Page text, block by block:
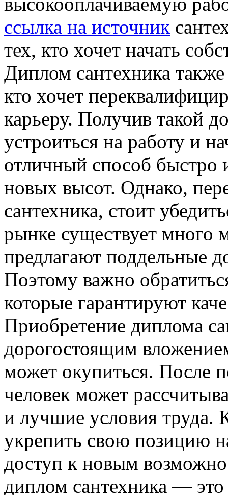
ссылка на источник
тех, кто хочет начать
Диплом сантехника
кто хочет
карьеру. Получив такой
устроиться на работу и
отличный способ быстро
новых высот. Однако,
сантехника, стоит
рынке существует много
предлагают поддельные
Поэтому важно
которые гарантируют
Приобретение диплома
дорогостоящим
может окупиться. После
человек может
и лучшие условия труда.
укрепить свою позицию
доступ к новым
диплом сантехника —